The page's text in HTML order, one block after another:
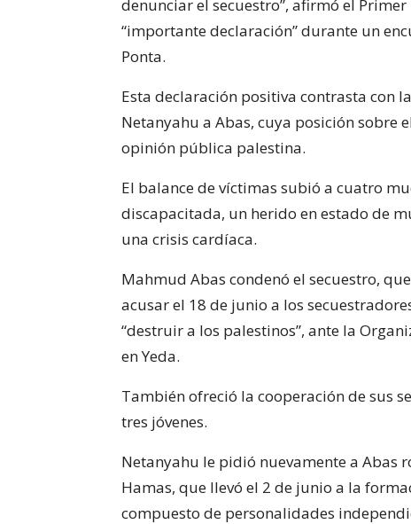
denunciar el secuestro”, afirmó el
“importante declaración” durante un
Ponta.
Esta declaración positiva contrasta con
Netanyahu a Abas, cuya posición sobre
opinión pública palestina.
El balance de víctimas subió a cuatro
discapacitada, un herido en estado de
una crisis cardíaca.
Mahmud Abas condenó el secuestro,
acusar el 18 de junio a los
“destruir a los palestinos”, ante la
en Yeda.
También ofreció la cooperación de sus
tres jóvenes.
Netanyahu le pidió nuevamente a Abas
Hamas, que llevó el 2 de junio a la
compuesto de personalidades